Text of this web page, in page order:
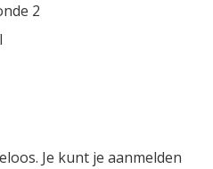
2
Je kunt je aanmelden